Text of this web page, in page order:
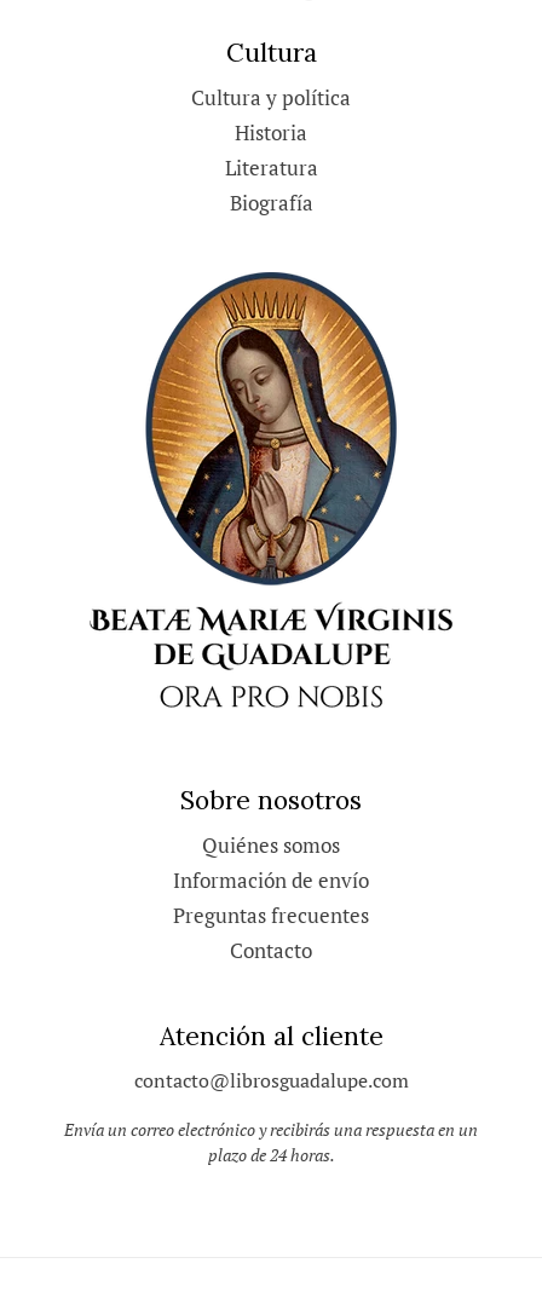
Cultura
Cultura y política
Historia
Literatura
Biografía
Sobre nosotros
Quiénes somos
Información de envío
Preguntas frecuentes
Contacto
Atención al cliente
contacto@librosguadalupe.com
Envía un correo electrónico y recibirás una respuesta en un
plazo de 24 horas.